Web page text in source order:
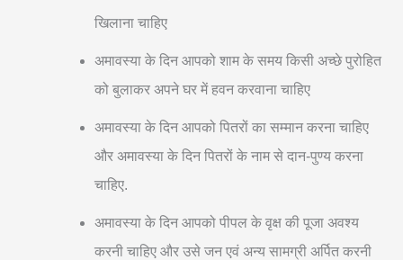
खिलाना चाहिए
अमावस्या के दिन आपको शाम के समय किसी अच्छे पुरोहित
को बुलाकर अपने घर में हवन करवाना चाहिए
अमावस्या के दिन आपको पितरों का सम्मान करना चाहिए
और अमावस्या के दिन पितरों के नाम से दान-पुण्‍य करना
चाहिए.
अमावस्या के दिन आपको पीपल के वृक्ष की पूजा अवश्य
करनी चाहिए और उसे जन एवं अन्य सामग्री अर्पित करनी